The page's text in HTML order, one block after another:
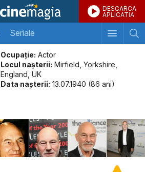
DESCARCA
APLICATIA
Seriale
Ocupație: Actor
Locul naşterii: Mirfield, Yorkshire,
England, UK
Data naşterii: 13.07.1940 (86 ani)